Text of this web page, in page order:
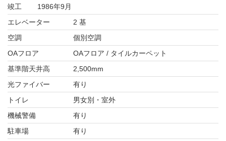
竣工
1986年9月
エレベーター
2 基
空調
個別空調
OAフロア
OAフロア / タイルカーペット
基準階天井高
2,500mm
光ファイバー
有り
トイレ
男女別・室外
機械警備
有り
駐車場
有り